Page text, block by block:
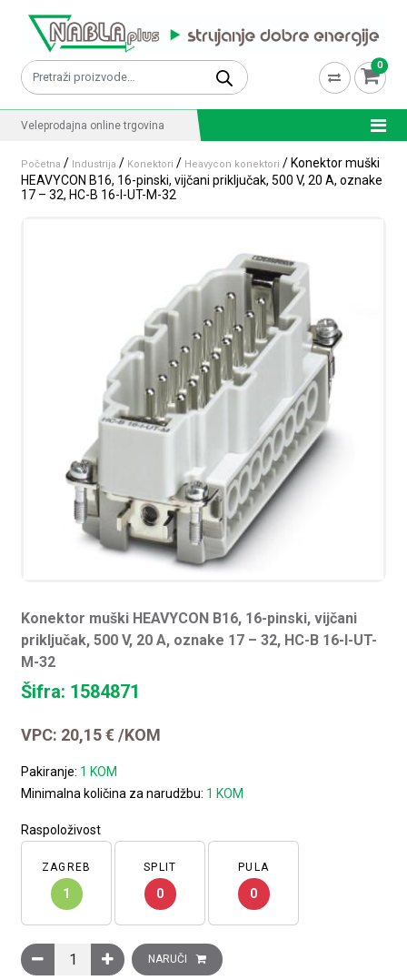
Pretraži: 0
Veleprodajna online trgovina
Početna / Industrija / Konektori / Heavycon konektori / Konektor muški
HEAVYCON B16, 16-pinski, vijčani priključak, 500 V, 20 A, oznake
17 – 32, HC-B 16-I-UT-M-32
Konektor muški HEAVYCON B16, 16-pinski, vijčani
priključak, 500 V, 20 A, oznake 17 – 32, HC-B 16-I-UT-
M-32
Šifra: 1584871
VPC: 20,15€ /KOM
Pakiranje: 1 KOM
Minimalna količina za narudžbu: 1 KOM
Raspoloživost
ZAGREB
1
SPLIT
0
PULA
0
Konektor muški HEAVYCON B16, 16-pinski, vijčani priključak,
NARUČI